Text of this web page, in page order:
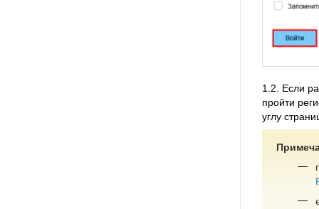
1.2. Если
пройти
углу